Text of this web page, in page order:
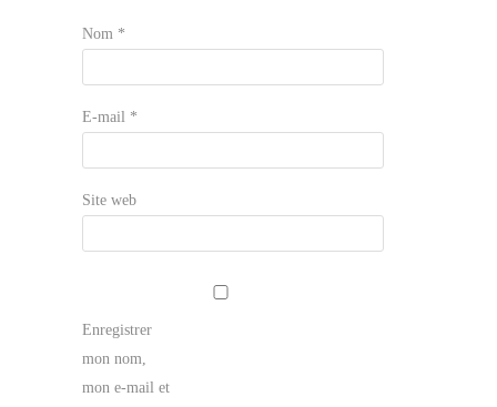
Nom *
E-mail *
Site web
Enregistrer
mon nom,
mon e-mail et